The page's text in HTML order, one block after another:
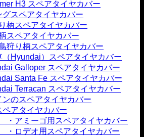
H3 スペアタイヤカバー
グスペアタイヤカバー
柄スペアタイヤカバー
スペアタイヤカバー
狩り柄スペアタイヤカバー
（Hyundai）スペアタイヤカバー
Galloper スペアタイヤカバー
Santa Fe スペアタイヤカバー
Terracan スペアタイヤカバー
ンのスペアタイヤカバー
ペアタイヤカバー
・アミーゴ用スペアタイヤカバー
・ロデオ用スペアタイヤカバー